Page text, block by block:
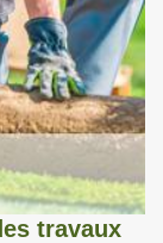
travaux